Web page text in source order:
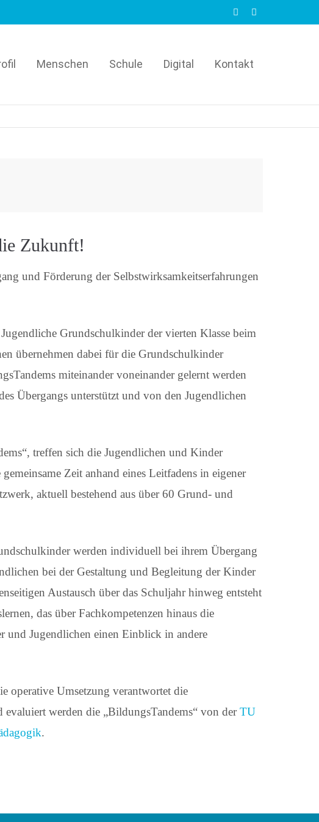
Menschen Schule Digital Kontakt
Zukunft!
und Förderung der Selbstwirksamkeitserfahrungen
Grundschulkinder der vierten Klasse beim
übernehmen dabei für die Grundschulkinder
miteinander voneinander gelernt werden
Übergangs unterstützt und von den Jugendlichen
treffen sich die Jugendlichen und Kinder
Zeit anhand eines Leitfadens in eigener
aktuell bestehend aus über 60 Grund- und
werden individuell bei ihrem Übergang
bei der Gestaltung und Begleitung der Kinder
Austausch über das Schuljahr hinweg entsteht
das über Fachkompetenzen hinaus die
und Jugendlichen einen Einblick in andere
operative Umsetzung verantwortet die
evaluiert werden die „BildungsTandems“ von derTU
.